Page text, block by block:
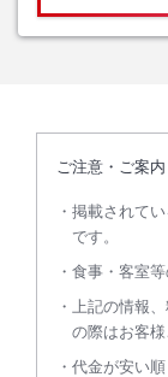
ご注意・ご案内
掲載されて
です。
食事・客室等
上記の情報
の際はお客様
代金が安い